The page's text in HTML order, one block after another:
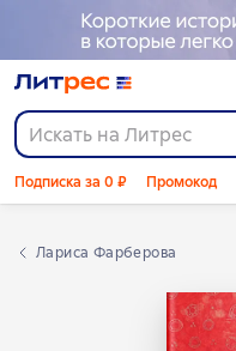
Подписка за 0 ₽ Промокод
Лариса Фарберова